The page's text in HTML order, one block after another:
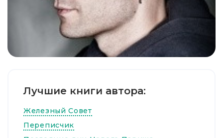
Лучшие книги автора:
Железный Совет
Переписчик